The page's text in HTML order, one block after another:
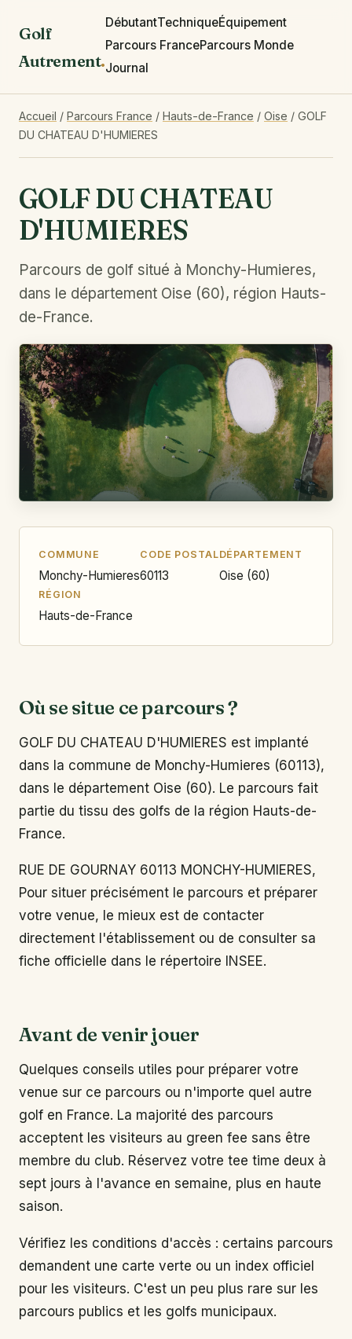
Golf
Autrement.
DébutantTechniqueÉquipement
Parcours FranceParcours Monde
Journal
Accueil / Parcours France / Hauts-de-France / Oise / GOLF
DU CHATEAU D'HUMIERES
GOLF DU CHATEAU
D'HUMIERES
Parcours de golf situé à Monchy-Humieres,
dans le département Oise (60), région Hauts-
de-France.
COMMUNE
Monchy-Humieres
CODE POSTAL
60113
DÉPARTEMENT
Oise (60)
RÉGION
Hauts-de-France
Où se situe ce parcours ?
GOLF DU CHATEAU D'HUMIERES est implanté
dans la commune de Monchy-Humieres (60113),
dans le département Oise (60). Le parcours fait
partie du tissu des golfs de la région Hauts-de-
France.
RUE DE GOURNAY 60113 MONCHY-HUMIERES,
Pour situer précisément le parcours et préparer
votre venue, le mieux est de contacter
directement l'établissement ou de consulter sa
fiche officielle dans le répertoire INSEE.
Avant de venir jouer
Quelques conseils utiles pour préparer votre
venue sur ce parcours ou n'importe quel autre
golf en France. La majorité des parcours
acceptent les visiteurs au green fee sans être
membre du club. Réservez votre tee time deux à
sept jours à l'avance en semaine, plus en haute
saison.
Vérifiez les conditions d'accès : certains parcours
demandent une carte verte ou un index officiel
pour les visiteurs. C'est un peu plus rare sur les
parcours publics et les golfs municipaux.